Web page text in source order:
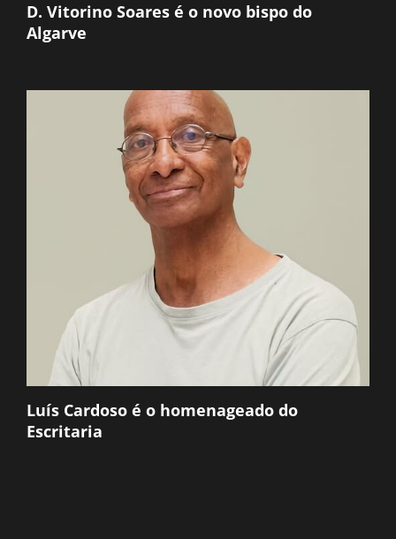
D. Vitorino Soares é o novo bispo do
Algarve
Luís Cardoso é o homenageado do
Escritaria